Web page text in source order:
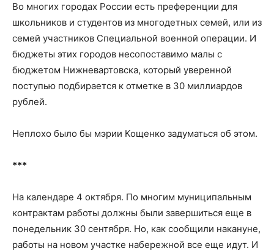
Во многих городах России есть преференции для
школьников и студентов из многодетных семей, или из
семей участников Специальной военной операции. И
бюджеты этих городов несопоставимо малы с
бюджетом Нижневартовска, который уверенной
поступью подбирается к отметке в 30 миллиардов
рублей.
Неплохо было бы мэрии Кощенко задуматься об этом.
***
На календаре 4 октября. По многим муниципальным
контрактам работы должны были завершиться еще в
понедельник 30 сентября. Но, как сообщили накануне,
работы на новом участке набережной все еще идут. И